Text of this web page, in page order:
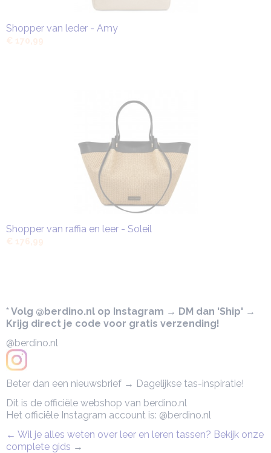
Shopper van leder - Amy
€ 170,99
Shopper van raffia en leer - Soleil
€ 176,99
* Volg @berdino.nl op Instagram → DM dan 'Ship' →
Krijg direct je code voor gratis verzending!
@berdino.nl
Beter dan een nieuwsbrief → Dagelijkse tas-inspiratie!
Dit is de officiële webshop van berdino.nl
Het officiële Instagram account is: @berdino.nl
← Wil je alles weten over leer en leren tassen? Bekijk onze
complete gids →